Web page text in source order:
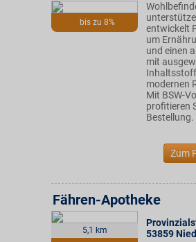
bis zu 8%
entwickelt
um
und einen
mit
modernen
Mit BSW-
profitieren
Bestellung.
Zum
5,1 km
Fähren-Apotheke
53859